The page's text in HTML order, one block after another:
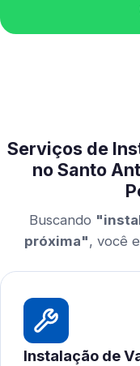
Serviços de
no Santo
Buscando
próxima", você
Instalação de